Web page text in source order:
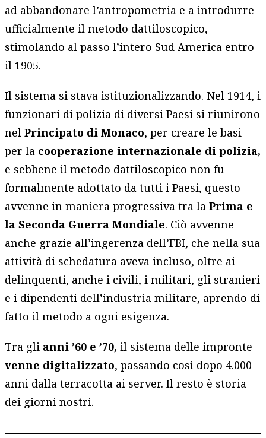
ad abbandonare l’antropometria e a introdurre
ufficialmente il metodo dattiloscopico,
stimolando al passo l’intero Sud America entro
il 1905.
Il sistema si stava istituzionalizzando. Nel 1914, i
funzionari di polizia di diversi Paesi si riunirono
nelPrincipato di Monaco, per creare le basi
per la cooperazione internazionale di polizia,
e sebbene il metodo dattiloscopico non fu
formalmente adottato da tutti i Paesi, questo
avvenne in maniera progressiva tra laPrima e
la Seconda Guerra Mondiale. Ciò avvenne
anche grazie all’ingerenza dell’FBI, che nella sua
attività di schedatura aveva incluso, oltre ai
delinquenti, anche i civili, i militari, gli stranieri
e i dipendenti dell’industria militare, aprendo di
fatto il metodo a ogni esigenza.
Tra gli anni ’60 e ’70, il sistema delle impronte
venne digitalizzato, passando così dopo 4.000
anni dalla terracotta ai server. Il resto è storia
dei giorni nostri.